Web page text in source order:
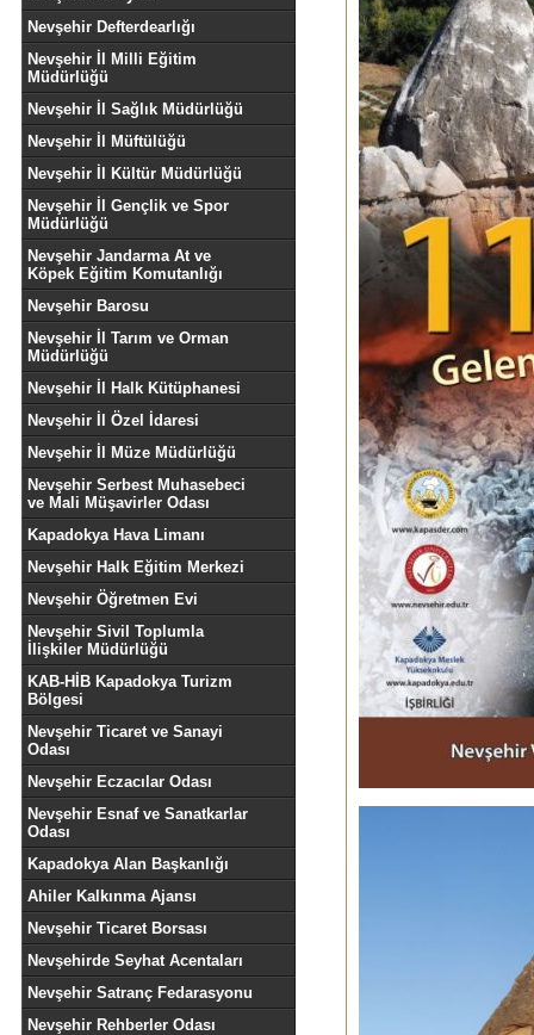
Nevşehir Defterdearlığı
Nevşehir İl Milli Eğitim
Müdürlüğü
Nevşehir İl Sağlık Müdürlüğü
Nevşehir İl Müftülüğü
Nevşehir İl Kültür Müdürlüğü
Nevşehir İl Gençlik ve Spor
Müdürlüğü
Nevşehir Jandarma At ve
Köpek Eğitim Komutanlığı
Nevşehir Barosu
Nevşehir İl Tarım ve Orman
Müdürlüğü
Nevşehir İl Halk Kütüphanesi
Nevşehir İl Özel İdaresi
Nevşehir İl Müze Müdürlüğü
Nevşehir Serbest Muhasebeci
ve Mali Müşavirler Odası
Kapadokya Hava Limanı
Nevşehir Halk Eğitim Merkezi
Nevşehir Öğretmen Evi
Nevşehir Sivil Toplumla
İlişkiler Müdürlüğü
KAB-HİB Kapadokya Turizm
Bölgesi
Nevşehir Ticaret ve Sanayi
Odası
Nevşehir Eczacılar Odası
Nevşehir Esnaf ve Sanatkarlar
Odası
Kapadokya Alan Başkanlığı
Ahiler Kalkınma Ajansı
Nevşehir Ticaret Borsası
Nevşehirde Seyhat Acentaları
Nevşehir Satranç Fedarasyonu
Nevşehir Rehberler Odası